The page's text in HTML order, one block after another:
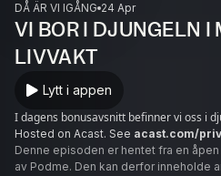
DÅ ÄR VI IGÅNG 24 Apr
VI BOR I DJUNGELN I
LIVVAKT
Lytt i appen
I dagens bonusavsnitt befinner vi oss i
Hosted on Acast. See acast.com/
Denne episoden er hentet fra en
av Podme. Den kan derfor inneholde